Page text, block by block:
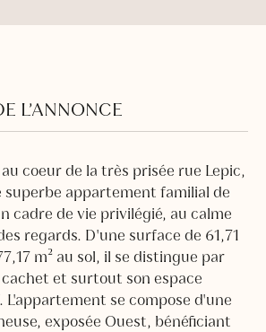
L’ANNONCE
coeur de la très prisée rue Lepic,
superbe appartement familial de
cadre de vie privilégié, au calme
regards. D'une surface de 61,71
m² au sol, il se distingue par
et surtout son espace
se compose d'une
exposée Ouest, bénéficiant